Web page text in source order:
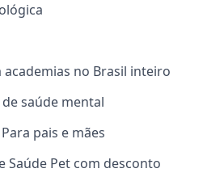
no Brasil inteiro
saúde mental
pais e mães
Saúde Pet com desconto